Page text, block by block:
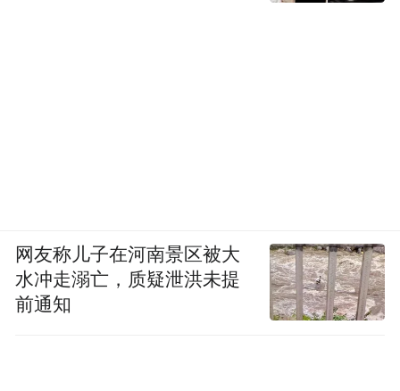
网友称儿子在河南景区被大
水冲走溺亡，质疑泄洪未提
前通知